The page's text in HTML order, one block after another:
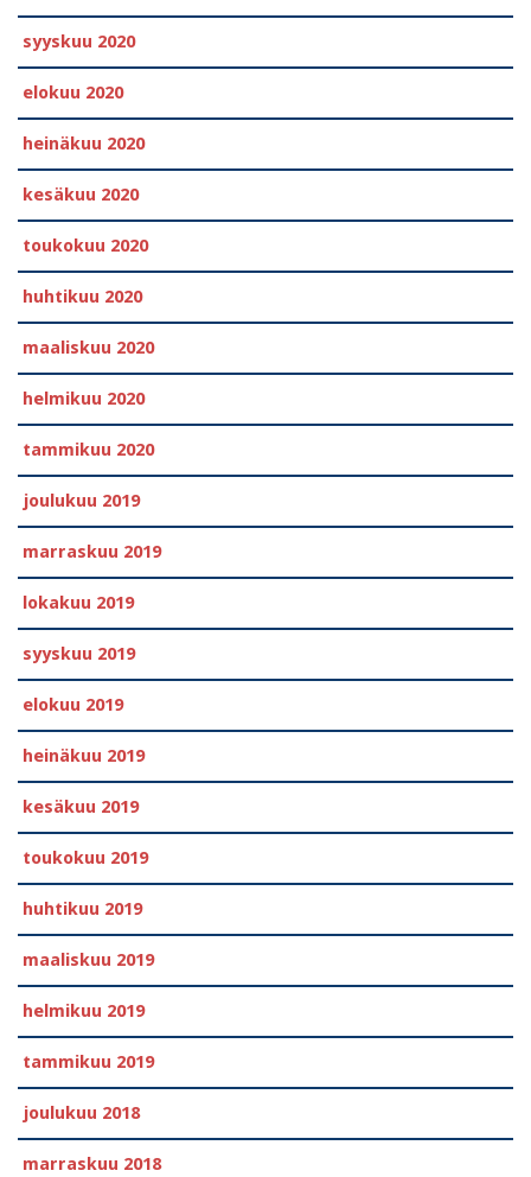
syyskuu 2020
elokuu 2020
heinäkuu 2020
kesäkuu 2020
toukokuu 2020
huhtikuu 2020
maaliskuu 2020
helmikuu 2020
tammikuu 2020
joulukuu 2019
marraskuu 2019
lokakuu 2019
syyskuu 2019
elokuu 2019
heinäkuu 2019
kesäkuu 2019
toukokuu 2019
huhtikuu 2019
maaliskuu 2019
helmikuu 2019
tammikuu 2019
joulukuu 2018
marraskuu 2018